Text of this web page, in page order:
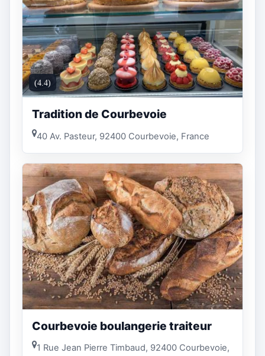
(4.4)
Tradition de Courbevoie
40 Av. Pasteur, 92400 Courbevoie, France
Courbevoie boulangerie traiteur
1 Rue Jean Pierre Timbaud, 92400 Courbevoie,